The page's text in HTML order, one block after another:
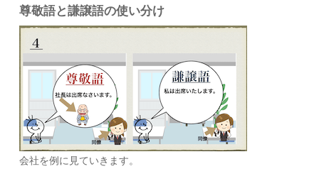
尊敬語と謙譲語の使い分け
会社を例に見ていきます。